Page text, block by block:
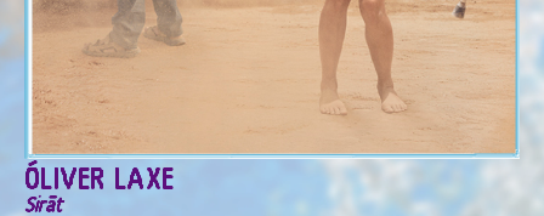
ÓLIVER LAXE
Sirāt